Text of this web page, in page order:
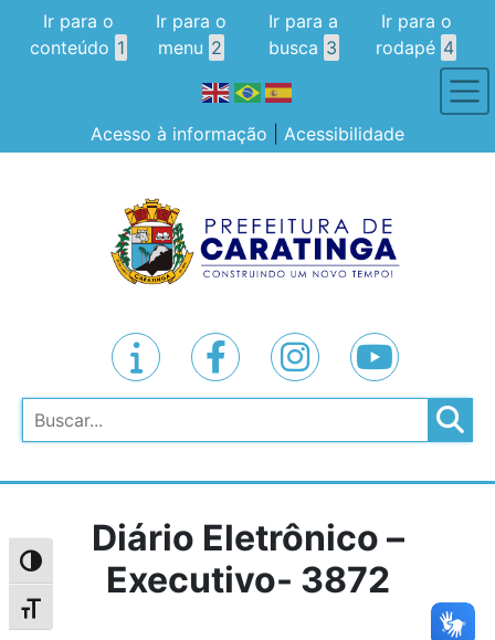
Alternar alto contraste
Alternar tamanho da fonte
Ir para o
conteúdo 1
Ir para o
menu 2
Ir para a
busca 3
Ir para o
rodapé 4
Acesso à informação Acessibilidade
Pesquisar
Diário Eletrônico –
Executivo- 3872